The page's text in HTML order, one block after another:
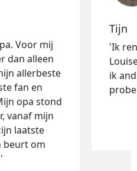
Voor mij
dan alleen
allerbeste
fan en
opa stond
vanaf mijn
laatste
beurt om
Tijn
'Ik
ik